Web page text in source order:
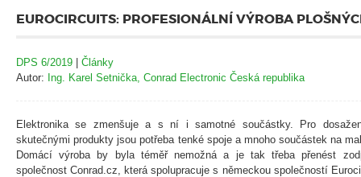
EUROCIRCUITS: PROFESIONÁLNÍ VÝROBA
DPS 6/2019 | Články
Autor: Ing. Karel Setnička, Conrad Electronic Česká republika
Elektronika se zmenšuje a s ní i samotné součástky. Pro
skutečnými produkty jsou potřeba tenké spoje a mnoho součástek na
Domácí výroba by byla téměř nemožná a je tak třeba přenést
společnost Conrad.cz, která spolupracuje s německou společností